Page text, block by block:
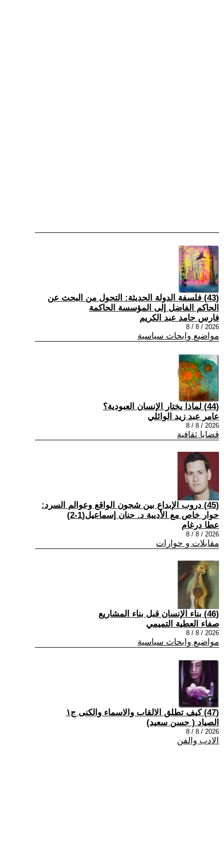
(43) فلسفة الدولة الحديثة: التحول من البحث عن
الحاكم الفاضل إلى المؤسسة الحاكمة
فارس حامد عبد الكريم
2026 / 8 / 8
مواضيع وابحاث سياسية
(44) لماذا يختار الإنسان العبودية؟
عامر عبد زيد الوائلي
2026 / 8 / 8
قضايا ثقافية
(45) دروب الإبداع بين شجون الواقع وعوالم السرد:
حوار خاص مع الأديبة د. حنان إسماعيل(1-2)
عطا درغام
2026 / 8 / 8
مقابلات و حوارات
(46) بناء الإنسان قبل بناء المشاريع
صفاء العطية التميمي
2026 / 8 / 8
مواضيع وابحاث سياسية
(47) كيف تطلق الالقاب والاسماء والكنى ج١
الصياد ‏( حسن سعيد‏)
2026 / 8 / 8
الادب والفن